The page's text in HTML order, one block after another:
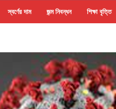
স্বর্ণের দাম জন্ম নিবন্ধন শিক্ষা বৃত্তি